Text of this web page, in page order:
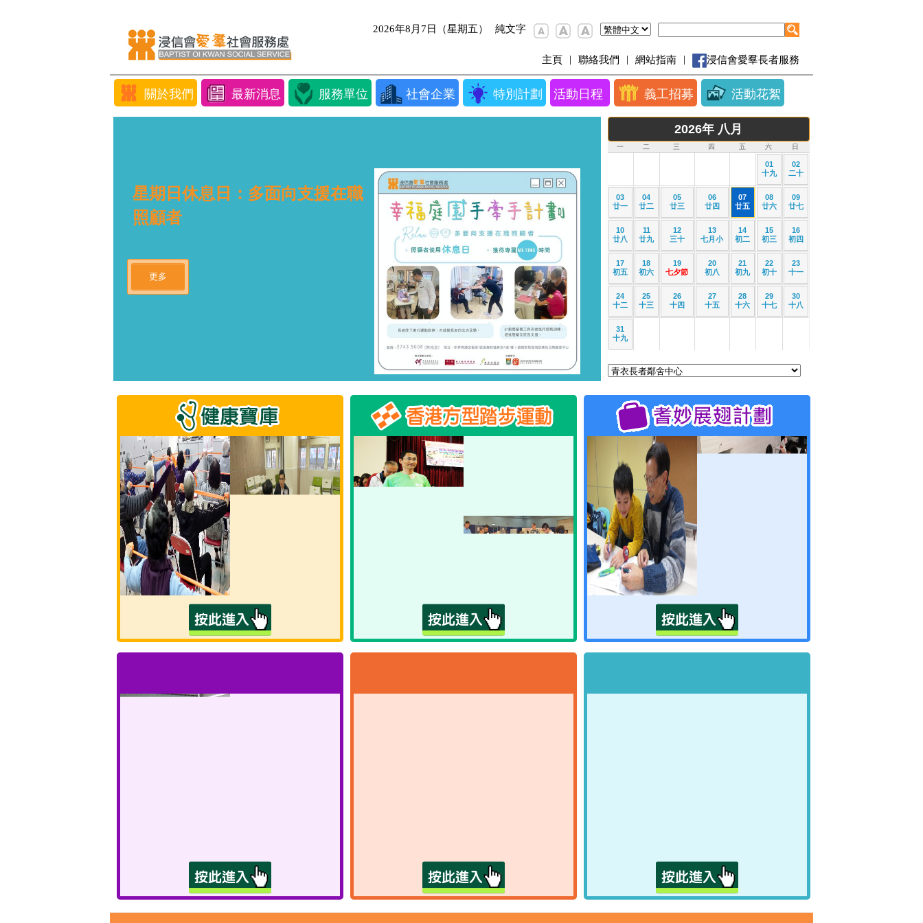
2026年8月7日（星期五） 純文字
主頁 | 聯絡我們 | 網站指南 | 浸信會愛羣長者服務
關於我們 最新消息 服務單位 社會企業 特別計劃 活動日程 義工招募 活動花絮
星期日休息日：多面向支援在職
照顧者
更多
2026年 八月
一 二 三 四 五 六 日
01
十九
02
二十
03
廿一
04
廿二
05
廿三
06
廿四
07
廿五
08
廿六
09
廿七
10
廿八
11
廿九
12
三十
13
七月小
14
初二
15
初三
16
初四
17
初五
18
初六
19
七夕節
20
初八
21
初九
22
初十
23
十一
24
十二
25
十三
26
十四
27
十五
28
十六
29
十七
30
十八
31
十九